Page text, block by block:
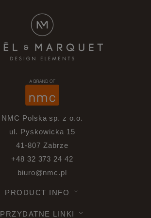
NMC Polska sp. z o.o.
ul. Pyskowicka 15
41-807 Zabrze
+48 32 373 24 42
biuro@nmc.pl
PRODUCT INFO
PRZYDATNE LINKI